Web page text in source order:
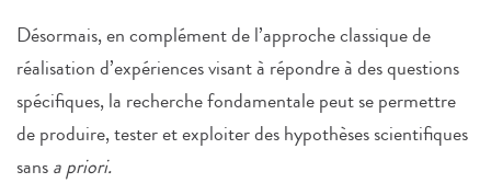
Désormais, en complément de l’approche classique de
réalisation d’expériences visant à répondre à des questions
spécifiques, la recherche fondamentale peut se permettre
de produire, tester et exploiter des hypothèses scientifiques
sansa priori.